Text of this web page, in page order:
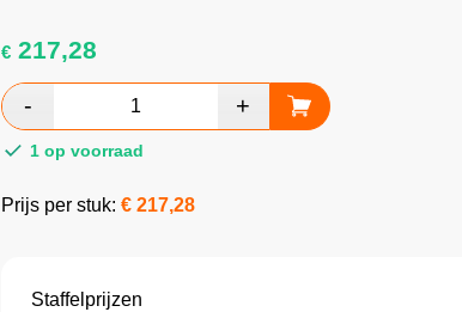
€217,28
1 op voorraad
Prijs per stuk: € 217,28
Staffelprijzen